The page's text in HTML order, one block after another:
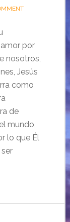
por
nosotros,
Jesús
como
de
mundo,
lo que Él